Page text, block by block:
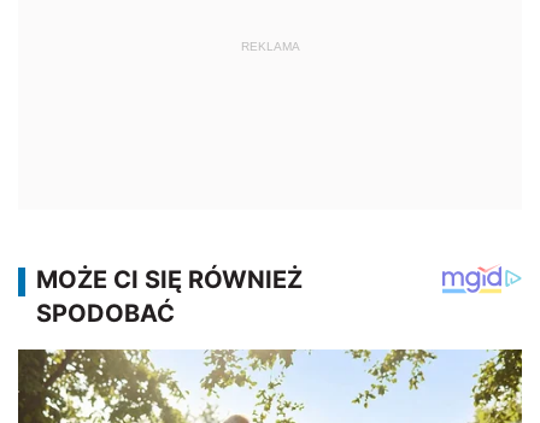
REKLAMA